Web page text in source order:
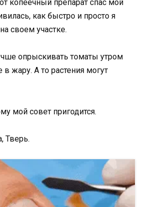
копеечный препарат спас мой
как быстро и просто я
своем участке.
опрыскивать томаты утром
жару. А то растения могут
мой совет пригодится.
Твeрь.